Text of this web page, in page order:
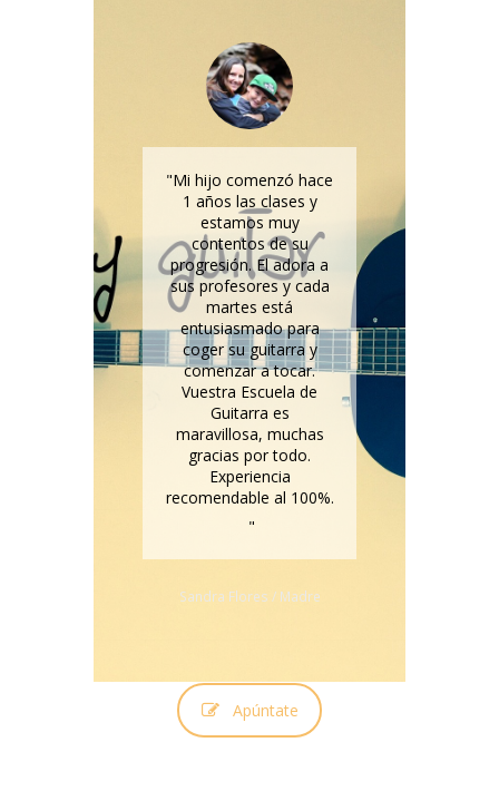
Mi hijo comenzó hace
1 años las clases y
estamos muy
contentos de su
progresión. El adora a
sus profesores y cada
martes está
entusiasmado para
coger su guitarra y
comenzar a tocar.
Vuestra Escuela de
Guitarra es
maravillosa, muchas
gracias por todo.
Experiencia
recomendable al 100%.
Sandra Flores / Madre
Apúntate